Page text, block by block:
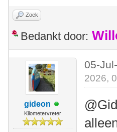
Zoek
Bedankt door:
gideon
Kilometervreter
05-
2026,